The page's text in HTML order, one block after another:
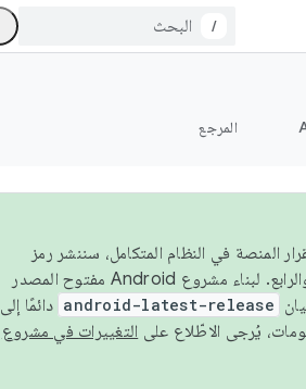
/
المرجع
واستقرار المنصة في النظام المتكامل، سننشر رمز
المصدر في مشروع Android مفتوح المصدر (AOSP) في الربعَين الثاني والرابع. لبناء مشروع Android مفتوح المصدر
android-latest-release دائمًا إلى
التغييرات في مشروع